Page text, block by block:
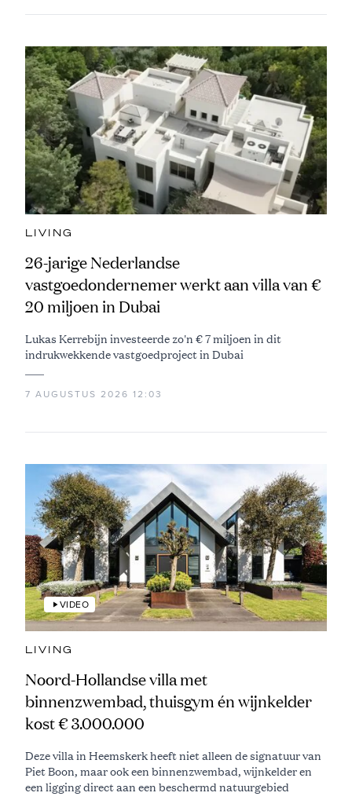
LIVING
26-jarige Nederlandse
vastgoedondernemer werkt aan villa van €
20 miljoen in Dubai
Lukas Kerrebijn investeerde zo'n € 7 miljoen in dit
indrukwekkende vastgoedproject in Dubai
7 AUGUSTUS 2026 12:03
VIDEO
LIVING
Noord-Hollandse villa met
binnenzwembad, thuisgym én wijnkelder
kost € 3.000.000
Deze villa in Heemskerk heeft niet alleen de signatuur van
Piet Boon, maar ook een binnenzwembad, wijnkelder en
een ligging direct aan een beschermd natuurgebied